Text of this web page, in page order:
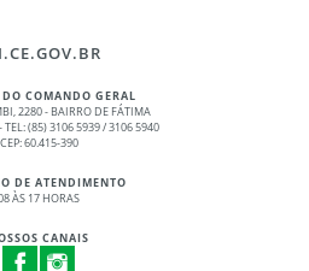
COMANDO GERAL
2280 - BAIRRO DE FÁTIMA
TEL: (85) 3106 5939 / 3106 5940
CEP: 60.415-390
DE ATENDIMENTO
ÀS 17 HORAS
CANAIS